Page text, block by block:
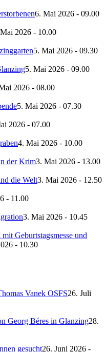
6. Mai 2026 - 09.00
2026 - 10.00
5. Mai 2026 - 09.30
5. Mai 2026 - 09.00
2026 - 08.00
5. Mai 2026 - 07.30
2026 - 07.00
4. Mai 2026 - 10.00
der Krim3. Mai 2026 - 13.00
die Welt3. Mai 2026 - 12.50
- 11.00
3. Mai 2026 - 10.45
Geburtstagsmesse und
- 10.30
Vanek OSFS26. Juli
Georg Béres in Glanzing28.
gesucht26. Juni 2026 -